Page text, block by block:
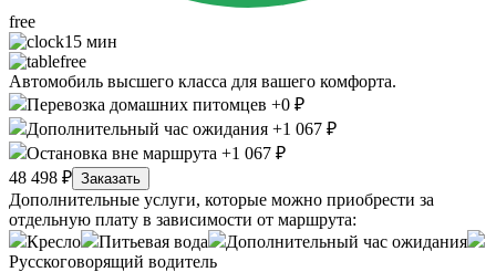
free
15 мин
free
Автомобиль высшего класса для вашего комфорта.
Перевозка домашних питомцев +0 ₽
Дополнительный час ожидания +1 067 ₽
Остановка вне маршрута +1 067 ₽
48 498 ₽ Заказать
Дополнительные услуги, которые можно приобрести за
отдельную плату в зависимости от маршрута:
Кресло
Питьевая вода
Дополнительный час ожидания
Русскоговорящий водитель